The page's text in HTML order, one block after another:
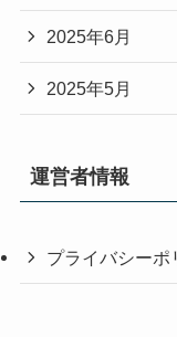
2025年6月
2025年5月
運営者情報
プライバシーポ